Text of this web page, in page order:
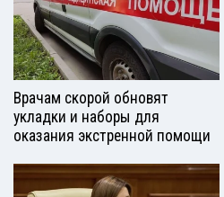
Врачам скорой обновят
укладки и наборы для
оказания экстренной помощи